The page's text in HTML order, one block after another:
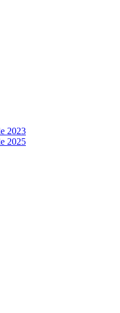
2023
2025